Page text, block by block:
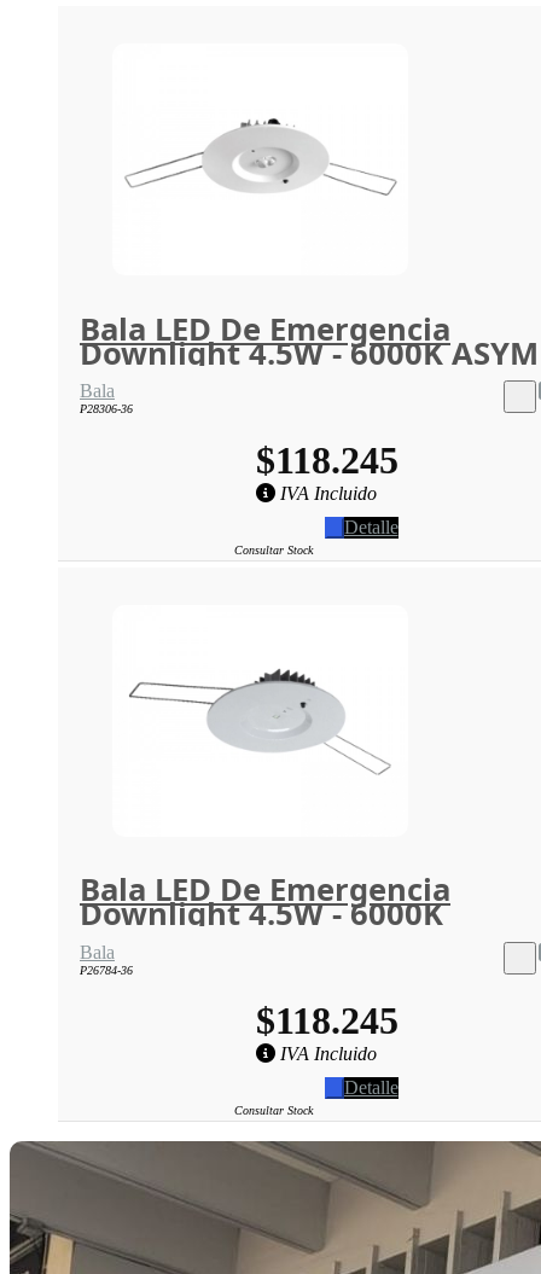
Bala LED De Emergencia
Downlight 4.5W - 6000K ASYM
Bala
P28306-36
$118.245
IVA Incluido
Detalle
Consultar Stock
Bala LED De Emergencia
Downlight 4.5W - 6000K
Bala
P26784-36
$118.245
IVA Incluido
Detalle
Consultar Stock